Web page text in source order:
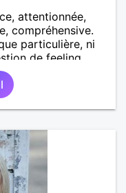
attentionnée,
compréhensive.
particulière, ni
de feeling.